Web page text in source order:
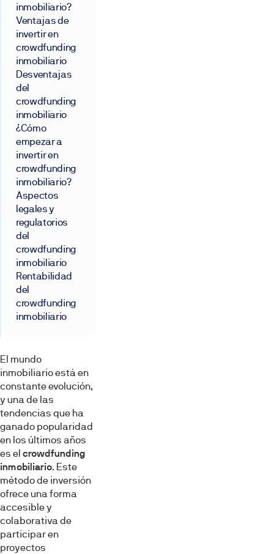
El mundo
inmobiliario está en
constante evolución,
y una de las
tendencias que ha
ganado popularidad
en los últimos años
es el crowdfunding
inmobiliario. Este
método de inversión
ofrece una forma
accesible y
colaborativa de
participar en
proyectos
inmobiliario?
Ventajas de
invertir en
crowdfunding
inmobiliario
Desventajas
del
crowdfunding
inmobiliario
¿Cómo
empezar a
invertir en
crowdfunding
inmobiliario?
Aspectos
legales y
regulatorios
del
crowdfunding
inmobiliario
Rentabilidad
del
crowdfunding
inmobiliario